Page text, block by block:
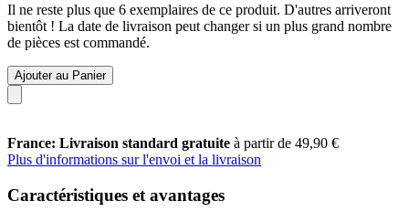
Il ne reste plus que 6 exemplaires de ce produit. D'autres arriveront
bientôt ! La date de livraison peut changer si un plus grand nombre
de pièces est commandé.
Ajouter au Panier
France: Livraison standard gratuite à partir de 49,90 €
Plus d'informations sur l'envoi et la livraison
Caractéristiques et avantages